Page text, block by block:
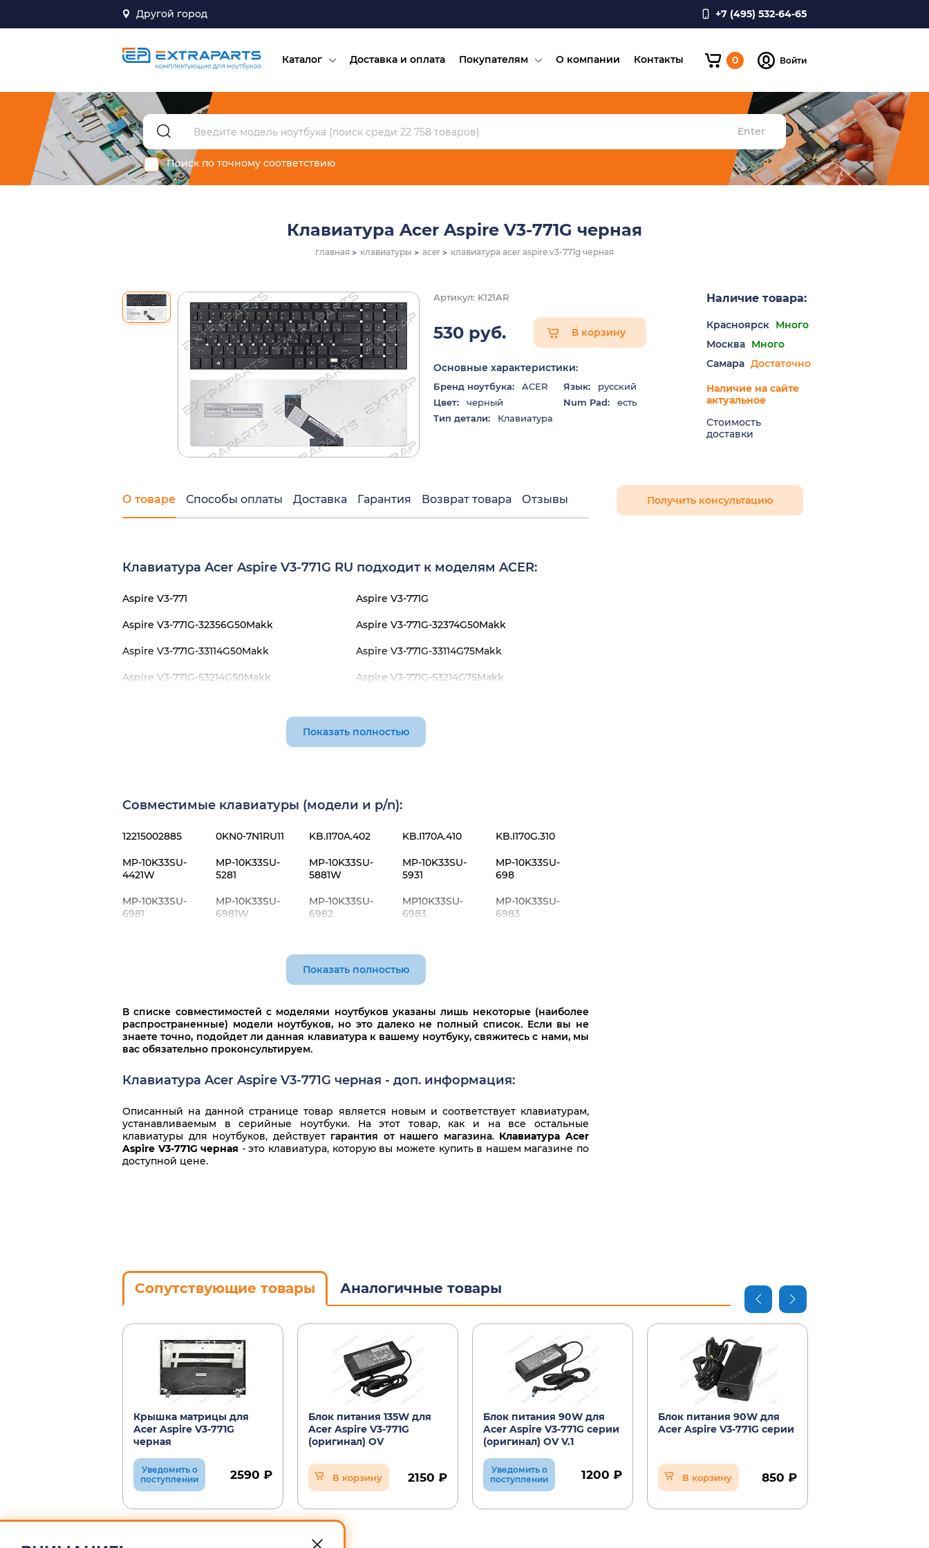
Другой город +7 (495) 532-64-65
Каталог Доставка и оплата Покупателям О компании Контакты 0 Войти
Enter
Поиск по точному соответствию
Клавиатура Acer Aspire V3-771G черная
главная клавиатуры acer клавиатура acer aspire v3-771g черная
Артикул: K121AR
530 руб. В корзину
Основные характеристики:
Бренд ноутбука: ACER Язык:
русский
Цвет:
черный Num Pad:
есть
Тип детали:
Клавиатура
Наличие товара:
Красноярск Много
Москва Много
Самара Достаточно
Наличие на сайте
актуальное
Стоимость
доставки
О товаре Способы оплаты Доставка Гарантия Возврат товара Отзывы
Клавиатура Acer Aspire V3-771G RU подходит к моделям ACER:
Aspire V3-771 Aspire V3-771G
Aspire V3-771G-32356G50Makk Aspire V3-771G-32374G50Makk
Aspire V3-771G-33114G50Makk Aspire V3-771G-33114G75Makk
Aspire V3-771G-53214G50Makk Aspire V3-771G-53214G75Makk
Aspire V3-771G-53216G75Makk
Aspire V3-771G-73618G75Makk Aspire V3-771G-736b8G1TMaii
Показать полностью
Совместимые клавиатуры (модели и p/n):
12215002885 0KN0-7N1RU11 KB.I170A.402 KB.I170A.410 KB.I170G.310
MP-10K33SU-
4421W
MP-10K33SU-
5281
MP-10K33SU-
5881W
MP-10K33SU-
5931
MP-10K33SU-
698
MP-10K33SU-
6981
MP-10K33SU-
6981W
MP-10K33SU-
6982
MP10K33SU-
6983
MP-10K33SU-
6983
6982
6983
PK130HQ1A04
PK130HQ3A00 PK130HQ3A04 PK130IN1A04
PK130IN1B00 PK130IN1B04 PK130IN2A04 PK130N41A04 PK130N42A04
PK130O42B04
V121702AS1 V121702AS1 RU V121702AS2 V121702AS4 RU V121702FS1
V121702FS3 V121702GS3 V121762FS2 Z5WE1
Показать полностью
В списке совместимостей с моделями ноутбуков указаны лишь некоторые (наиболее
распространенные) модели ноутбуков, но это далеко не полный список. Если вы не
знаете точно, подойдет ли данная клавиатура к вашему ноутбуку, свяжитесь с нами, мы
вас обязательно проконсультируем.
Клавиатура Acer Aspire V3-771G черная - доп. информация:
Описанный на данной странице товар является новым и соответствует клавиатурам,
устанавливаемым в серийные ноутбуки. На этот товар, как и на все остальные
клавиатуры для ноутбуков, действует гарантия от нашего магазина. Клавиатура Acer
Aspire V3-771G черная - это клавиатура, которую вы можете купить в нашем магазине по
доступной цене.
Получить консультацию
Сопутствующие товары Аналогичные товары
Крышка матрицы для
Acer Aspire V3-771G
черная
Уведомить о
поступлении
2590 ₽
Блок питания 135W для
Acer Aspire V3-771G
(оригинал) OV
В корзину 2150 ₽
Блок питания 90W для
Acer Aspire V3-771G серии
(оригинал) OV V.1
Уведомить о
поступлении
1200 ₽
Блок питания 90W для
Acer Aspire V3-771G серии
В корзину 850 ₽